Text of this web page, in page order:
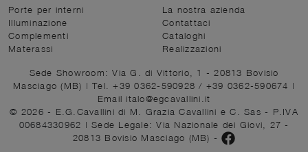
Porte per interni
Illuminazione
Complementi
Materassi
La nostra azienda
Contattaci
Cataloghi
Realizzazioni
Sede Showroom: Via G. di Vittorio, 1 - 20813 Bovisio
Masciago (MB) | Tel. +39 0362-590928/ +39 0362-590674 |
Email italo@egcavallini.it
© 2026 - E.G.Cavallini di M. Grazia Cavallini e C. Sas - P.IVA
00684330962 | Sede Legale: Via Nazionale dei Giovi, 27 -
20813 Bovisio Masciago (MB) -